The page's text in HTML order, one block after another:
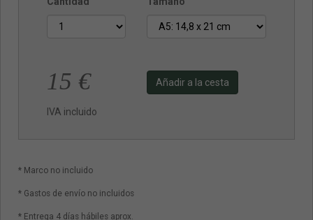
15 €
IVA incluido
Añadir a la cesta
* Marco no incluido
* Gastos de envío no incluidos
* Entrega 4 días hábiles aprox.